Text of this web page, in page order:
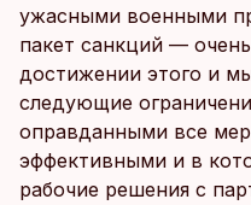
ужасными военными
пакет санкций —
достижении этого и
следующие
оправданными все
эффективными и в
рабочие решения с